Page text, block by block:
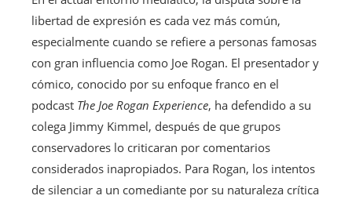
libertad de expresión es cada vez más común,
especialmente cuando se refiere a personas famosas
con gran influencia como Joe Rogan. El presentador y
cómico, conocido por su enfoque franco en el
podcast The Joe Rogan Experience, ha defendido a su
colega Jimmy Kimmel, después de que grupos
conservadores lo criticaran por comentarios
considerados inapropiados. Para Rogan, los intentos
de silenciar a un comediante por su naturaleza crítica